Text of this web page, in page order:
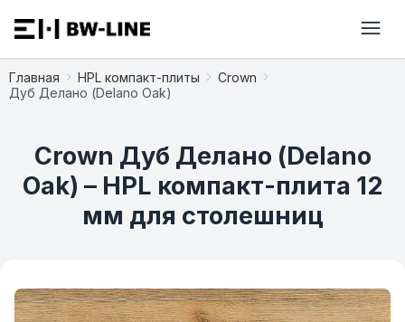
Главная HPL компакт-плиты
Crown
Дуб Делано (Delano Oak)
Crown Дуб Делано (Delano
Oak) – HPL компакт-плита 12
мм для столешниц